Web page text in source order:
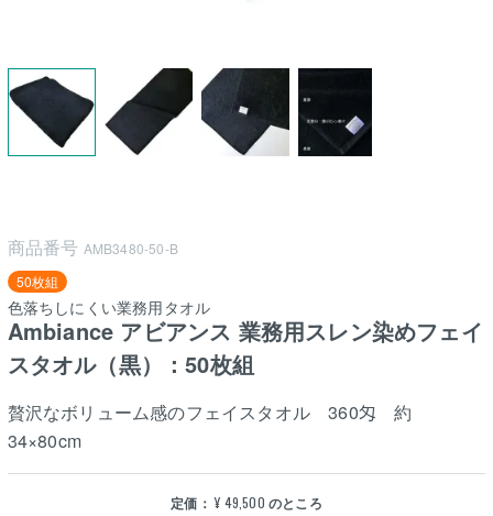
商品番号 AMB3480-50-B
50枚組
色落ちしにくい業務用タオル
Ambiance アビアンス 業務用スレン染めフェイ
スタオル（黒）：50枚組
贅沢なボリューム感のフェイスタオル 360匁 約
34×80cm
定価： ¥ 49,500 のところ